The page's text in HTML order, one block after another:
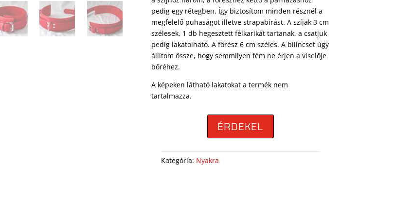
pedig egy rétegben. Így biztosítom minden résznél a
megfelelő puhaságot illetve strapabírást. A szíjak 3 cm
szélesek, 1 db hegesztett félkarikát tartanak, a csatjuk
pedig lakatolható. A főrész 6 cm széles. A bilincset úgy
állítom össze, hogy semmilyen fém ne érjen a viselője
bőréhez.
A képeken látható lakatokat a termék nem
tartalmazza.
ÉRDEKEL
Kategória: Nyakra